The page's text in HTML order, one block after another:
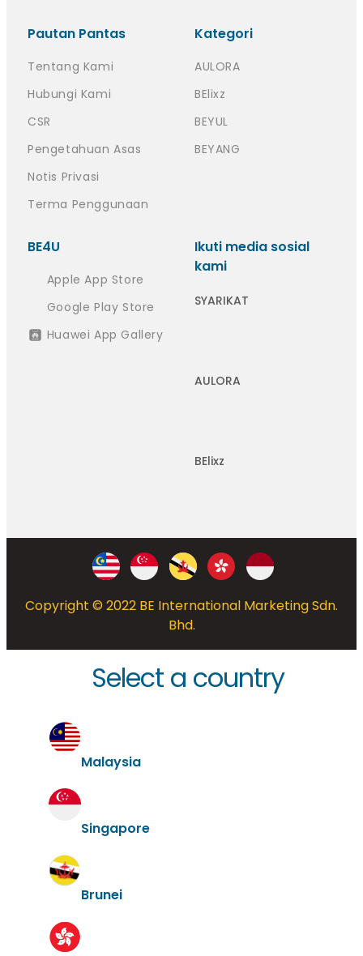
Pautan Pantas
Tentang Kami
Hubungi Kami
CSR
Pengetahuan Asas
Notis Privasi
Terma Penggunaan
Kategori
AULORA
BElixz
BEYUL
BEYANG
BE4U
Apple App Store
Google Play Store
Huawei App Gallery
Ikuti media sosial
kami
SYARIKAT
AULORA
BElixz
Copyright © 2022 BE International Marketing Sdn.
Bhd.
Select a country
Malaysia
Singapore
Brunei